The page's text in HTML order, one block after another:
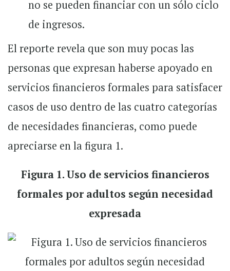
no se pueden financiar con un sólo ciclo
de ingresos.
El reporte revela que son muy pocas las
personas que expresan haberse apoyado en
servicios financieros formales para satisfacer
casos de uso dentro de las cuatro categorías
de necesidades financieras, como puede
apreciarse en la figura 1.
Figura 1. Uso de servicios financieros
formales por adultos según necesidad
expresada